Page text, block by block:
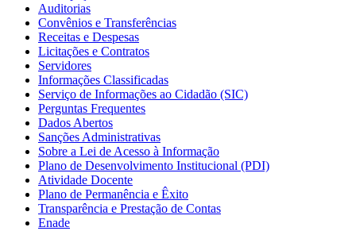
Auditorias
Convênios e Transferências
Receitas e Despesas
Licitações e Contratos
Servidores
Informações Classificadas
Serviço de Informações ao Cidadão (SIC)
Perguntas Frequentes
Dados Abertos
Sanções Administrativas
Sobre a Lei de Acesso à Informação
Plano de Desenvolvimento Institucional (PDI)
Atividade Docente
Plano de Permanência e Êxito
Transparência e Prestação de Contas
Enade